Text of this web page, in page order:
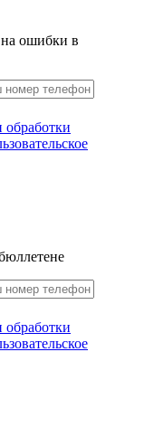
ошибки в
обработки
обработки